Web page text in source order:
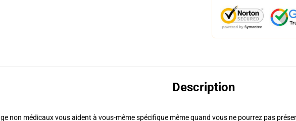
Description
non médicaux vous aident à vous-même spécifique même quand vous ne pourrez pas